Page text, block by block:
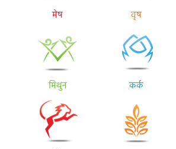
मेष वृष
मिथुन कर्क